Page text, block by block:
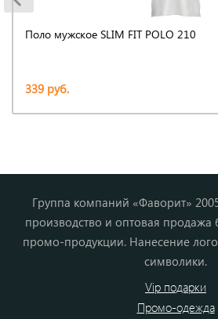
Поло мужское SLIM FIT POLO 210
339 руб.
Группа компаний «Фаворит»
производство и оптовая продажа
промо-продукции. Нанесение
символики.
Vip подарки
Промо-одежда